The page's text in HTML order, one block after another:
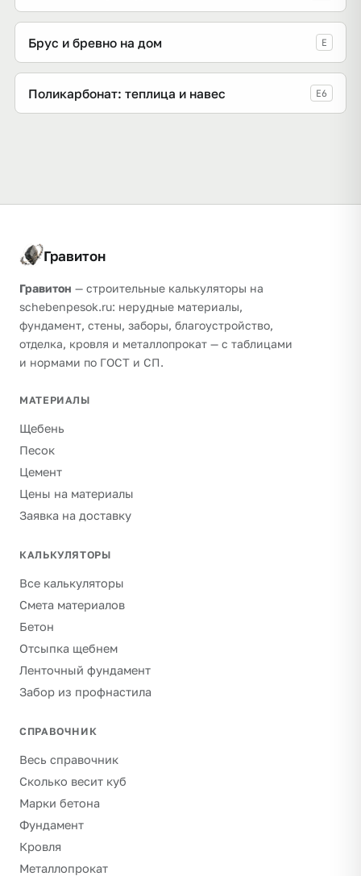
Брус и бревно на дом E
Поликарбонат: теплица и навес E6
Гравитон
Гравитон — строительные калькуляторы на
schebenpesok.ru: нерудные материалы,
фундамент, стены, заборы, благоустройство,
отделка, кровля и металлопрокат — с таблицами
и нормами по ГОСТ и СП.
МАТЕРИАЛЫ
Щебень
Песок
Цемент
Цены на материалы
Заявка на доставку
КАЛЬКУЛЯТОРЫ
Все калькуляторы
Смета материалов
Бетон
Отсыпка щебнем
Ленточный фундамент
Забор из профнастила
СПРАВОЧНИК
Весь справочник
Сколько весит куб
Марки бетона
Фундамент
Кровля
Металлопрокат